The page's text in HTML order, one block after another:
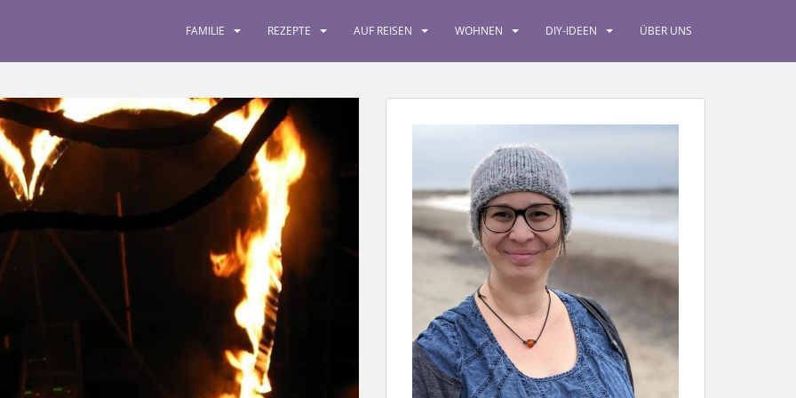
FAMILIE REZEPTE AUF REISEN WOHNEN DIY-IDEEN ÜBER UNS